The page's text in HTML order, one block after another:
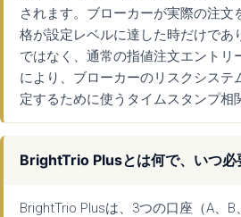
されます。ブローカーが実際の注文
格が設定レベルに達した時だけで
ではなく、通常の指値注文エントリ
により、ブローカーのリスクシス
定するために使うタイムスタンプ相
BrightTrio Plusとは何で、いつ必
BrightTrio Plusは、3つの口座（A、